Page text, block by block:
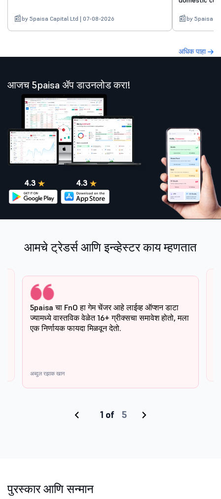
by 5paisa Capital Ltd | 07-08-2026 by 5paisa
अधिक पाहा
आजच 5paisa ॲप डाउनलोड करा!
4.3 4.3
आमचे ट्रेडर्स आणि इन्व्हेस्टर काय म्हणतात
5paisa चा FnO हा गेम चेंजर आहे लाईव्ह ऑप्शन डाटा
ज्यामध्ये वास्तविक वेळेत 16+ ग्रीक्सचा समावेश होतो, मला
एक निर्णायक फायदा मिळवून देतो.
अब्दुल रझाक खान
पुरस्कार आणि सन्मान